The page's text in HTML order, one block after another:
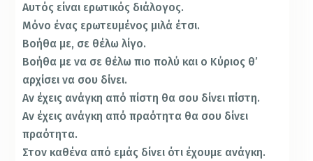
Αυτός είναι ερωτικός διάλογος.
Μόνο ένας ερωτευμένος μιλά έτσι.
Βοήθα με, σε θέλω λίγο.
Βοήθα με να σε θέλω πιο πολύ και ο Κύριος θ’
αρχίσει να σου δίνει.
Αν έχεις ανάγκη από πίστη θα σου δίνει πίστη.
Αν έχεις ανάγκη από πραότητα θα σου δίνει
πραότητα.
Στον καθένα από εμάς δίνει ότι έχουμε ανάγκη.